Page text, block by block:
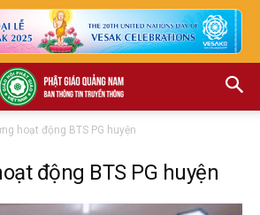
hoạt động BTS PG huyện
động BTS PG huyện